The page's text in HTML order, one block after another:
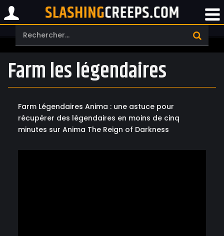
Farm les légendaires
Farm Légendaires Anima : une astuce pour
récupérer des légendaires en moins de cinq
minutes sur Anima The Reign of Darkness